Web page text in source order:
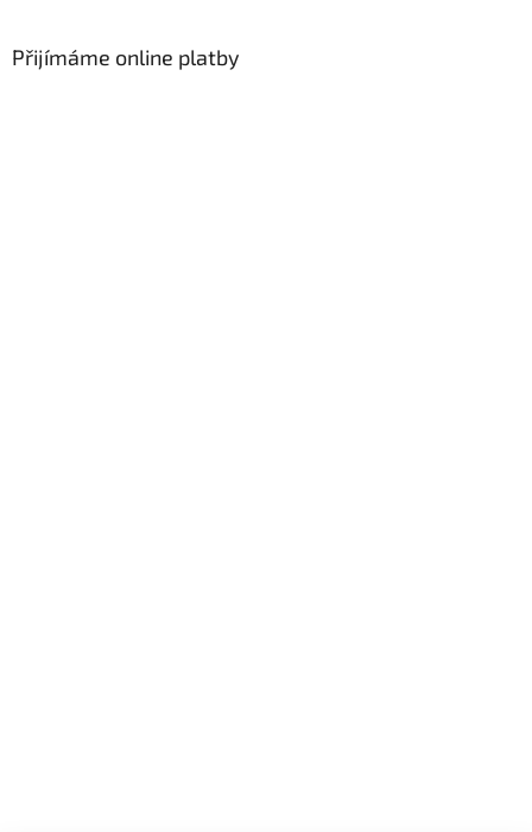
Přijímáme online platby